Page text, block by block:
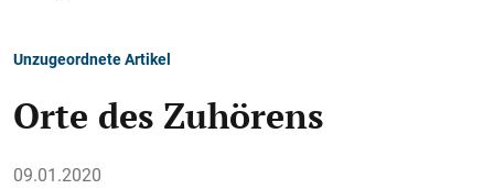
Unzugeordnete Artikel
Orte des Zuhörens
09.01.2020